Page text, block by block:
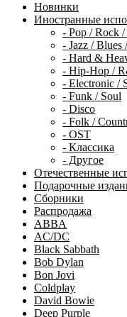
Новинки
Иностранные
- Pop / Rock
- Jazz / Blues
- Hard &
- Hip-Hop /
- Electronic /
- Funk / Soul
- Disco
- Folk /
- OST
- Классика
- Другое
Отечественные
Подарочные
Сборники
Распродажа
ABBA
AC/DC
Black Sabbath
Bob Dylan
Bon Jovi
Coldplay
David Bowie
Deep Purple